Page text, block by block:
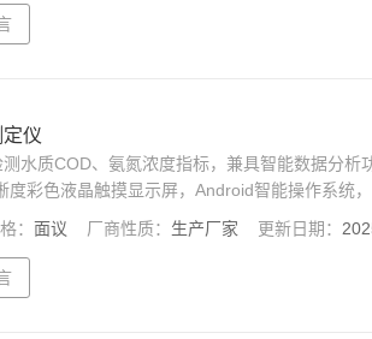
仪
水质COD、氨氮浓度指标，兼具智能数据分析
度彩色液晶触摸显示屏，Android智能操作系统
。
：面议 厂商性质： 生产厂家 更新日期：